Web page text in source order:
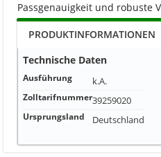
Passgenauigkeit und robuste
PRODUKTINFORMATIONEN
Technische Daten
Ausführung k.A.
Zolltarifnummer39259020
Ursprungsland Deutschland